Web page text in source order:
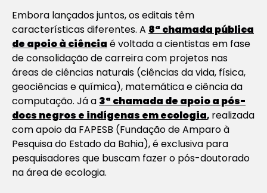
Embora lançados juntos, os editais têm
características diferentes. A 8ª chamada pública
de apoio à ciência é voltada a cientistas em fase
de consolidação de carreira com projetos nas
áreas de ciências naturais (ciências da vida, física,
geociências e química), matemática e ciência da
computação. Já a 3ª chamada de apoio a pós-
docs negros e indígenas em ecologia, realizada
com apoio da FAPESB (Fundação de Amparo à
Pesquisa do Estado da Bahia), é exclusiva para
pesquisadores que buscam fazer o pós-doutorado
na área de ecologia.